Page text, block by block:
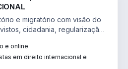
e migratório com visão do
cidadania, regularização
e online
em direito internacional e